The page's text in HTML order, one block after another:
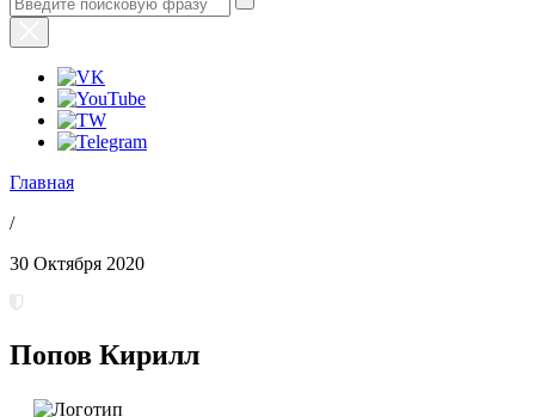
Главная
/
30 Октября 2020
Попов Кирилл